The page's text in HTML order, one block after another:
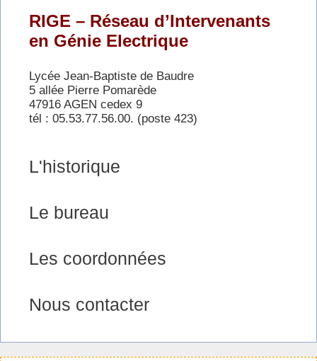
RIGE – Réseau d’Intervenants
en Génie Electrique
Lycée Jean-Baptiste de Baudre
5 allée Pierre Pomarède
47916 AGEN cedex 9
tél : 05.53.77.56.00. (poste 423)
L'historique
Le bureau
Les coordonnées
Nous contacter